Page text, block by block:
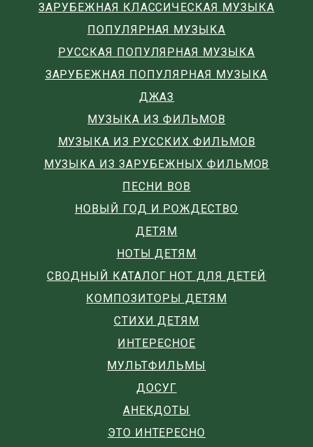
ЗАРУБЕЖНАЯ КЛАССИЧЕСКАЯ МУЗЫКА
ПОПУЛЯРНАЯ МУЗЫКА
РУССКАЯ ПОПУЛЯРНАЯ МУЗЫКА
ЗАРУБЕЖНАЯ ПОПУЛЯРНАЯ МУЗЫКА
ДЖАЗ
МУЗЫКА ИЗ ФИЛЬМОВ
МУЗЫКА ИЗ РУССКИХ ФИЛЬМОВ
МУЗЫКА ИЗ ЗАРУБЕЖНЫХ ФИЛЬМОВ
ПЕСНИ ВОВ
НОВЫЙ ГОД И РОЖДЕСТВО
ДЕТЯМ
НОТЫ ДЕТЯМ
СВОДНЫЙ КАТАЛОГ НОТ ДЛЯ ДЕТЕЙ
КОМПОЗИТОРЫ ДЕТЯМ
СТИХИ ДЕТЯМ
ИНТЕРЕСНОЕ
МУЛЬТФИЛЬМЫ
ДОСУГ
АНЕКДОТЫ
ЭТО ИНТЕРЕСНО